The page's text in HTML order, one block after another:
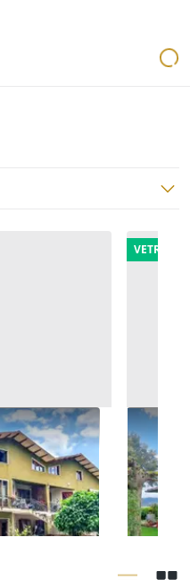
con
VETRINA
Asta
con
16/